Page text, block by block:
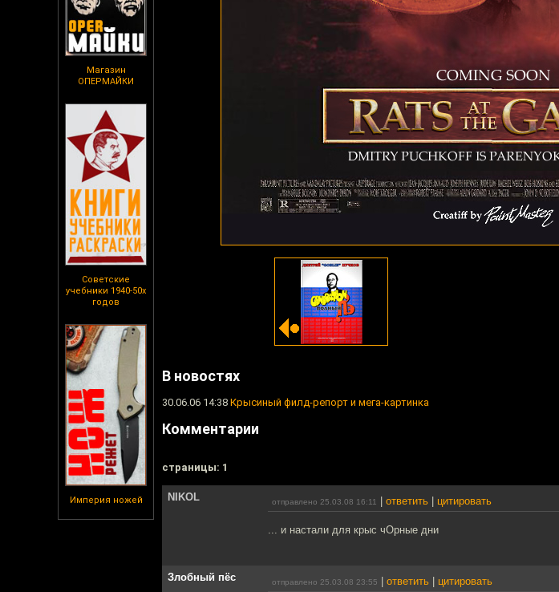
Магазин
ОПЕРМАЙКИ
Советские
учебники 1940-50х
годов
Империя ножей
В новостях
30.06.06 14:38 Крысиный филд-репорт и мега-картинка
Комментарии
cтраницы: 1
NIKOL отправлено 25.03.08 16:11 ответить цитировать
... и настали для крыс чОрные дни
Злобный пёс отправлено 25.03.08 23:55 ответить цитировать